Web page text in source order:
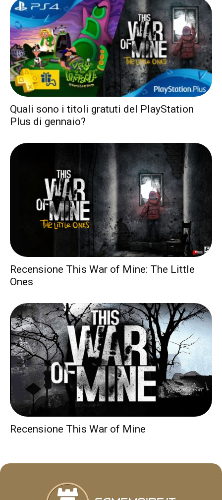
Quali sono i titoli gratuti del PlayStation
Plus di gennaio?
Recensione This War of Mine: The Little
Ones
Recensione This War of Mine